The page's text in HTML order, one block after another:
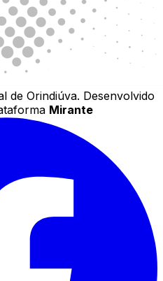
de Orindiúva. Desenvolvido
Mirante